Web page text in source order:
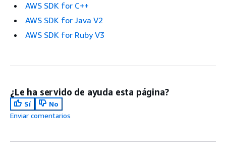
AWS SDK for C++
AWS SDK for Java V2
AWS SDK for Ruby V3
¿Le ha servido de ayuda esta página?
Sí
No
Enviar comentarios